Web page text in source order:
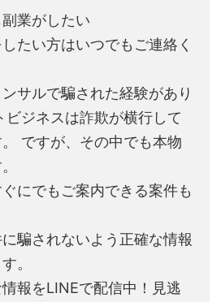
業がしたい
たい方はいつでもご連絡く
サルで騙された経験があり
ビジネスは詐欺が横行して
ですが、その中でも本物
にでもご案内できる案件も
騙されないよう正確な情報
。
報をLINEで配信中！見逃